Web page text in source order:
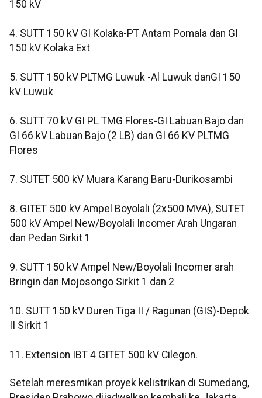
150 kV
4. SUTT 150 kV GI Kolaka-PT Antam Pomala dan GI
150 kV Kolaka Ext
5. SUTT 150 kV PLTMG Luwuk -Al Luwuk danGI 150
kV Luwuk
6. SUTT 70 kV GI PL TMG Flores-GI Labuan Bajo dan
GI 66 kV Labuan Bajo (2 LB) dan GI 66 KV PLTMG
Flores
7. SUTET 500 kV Muara Karang Baru-Durikosambi
8. GITET 500 kV Ampel Boyolali (2x500 MVA), SUTET
500 kV Ampel New/Boyolali Incomer Arah Ungaran
dan Pedan Sirkit 1
9. SUTT 150 kV Ampel New/Boyolali Incomer arah
Bringin dan Mojosongo Sirkit 1 dan 2
10. SUTT 150 kV Duren Tiga II / Ragunan (GIS)-Depok
II Sirkit 1
11. Extension IBT 4 GITET 500 kV Cilegon.
Setelah meresmikan proyek kelistrikan di Sumedang,